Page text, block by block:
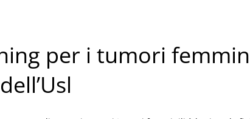
per i tumori